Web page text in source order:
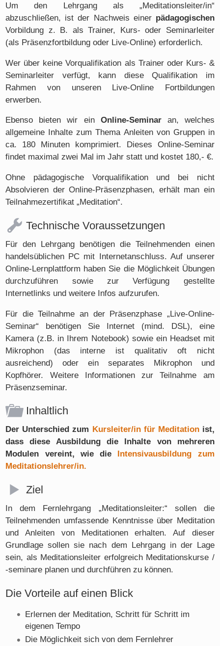
Um den Lehrgang als „Meditationsleiter/in“
abzuschließen, ist der Nachweis einer pädagogischen
Vorbildung z. B. als Trainer, Kurs- oder Seminarleiter
(als Präsenzfortbildung oder Live-Online) erforderlich.
Wer über keine Vorqualifikation als Trainer oder Kurs- &
Seminarleiter verfügt, kann diese Qualifikation im
Rahmen von unseren Live-Online Fortbildungen
erwerben.
Ebenso bieten wir ein Online-Seminaran, welches
allgemeine Inhalte zum Thema Anleiten von Gruppen in
ca. 180 Minuten komprimiert. Dieses Online-Seminar
findet maximal zwei Mal im Jahr statt und kostet 180,- €.
Ohne pädagogische Vorqualifikation und bei nicht
Absolvieren der Online-Präsenzphasen, erhält man ein
Teilnahmezertifikat „Meditation“.
Technische Voraussetzungen
Für den Lehrgang benötigen die Teilnehmenden einen
handelsüblichen PC mit Internetanschluss. Auf unserer
Online-Lernplattform haben Sie die Möglichkeit Übungen
durchzuführen sowie zur Verfügung gestellte
Internetlinks und weitere Infos aufzurufen.
Für die Teilnahme an der Präsenzphase „Live-Online-
Seminar“ benötigen Sie Internet (mind. DSL), eine
Kamera (z.B. in Ihrem Notebook) sowie ein Headset mit
Mikrophon (das interne ist qualitativ oft nicht
ausreichend) oder ein separates Mikrophon und
Kopfhörer. Weitere Informationen zur Teilnahme am
Präsenzseminar.
Inhaltlich
Der Unterschied zum Kursleiter/in für Meditationist,
dass diese Ausbildung die Inhalte von mehreren
Modulen vereint, wie die
Intensivausbildung zum
Meditationslehrer/in.
Ziel
In dem Fernlehrgang „Meditationsleiter:“ sollen die
Teilnehmenden umfassende Kenntnisse über Meditation
und Anleiten von Meditationen erhalten. Auf dieser
Grundlage sollen sie nach dem Lehrgang in der Lage
sein, als Meditationsleiter erfolgreich Meditationskurse /
-seminare planen und durchführen zu können.
Die Vorteile auf einen Blick
Erlernen der Meditation, Schritt für Schritt im
eigenen Tempo
Die Möglichkeit sich von dem Fernlehrer